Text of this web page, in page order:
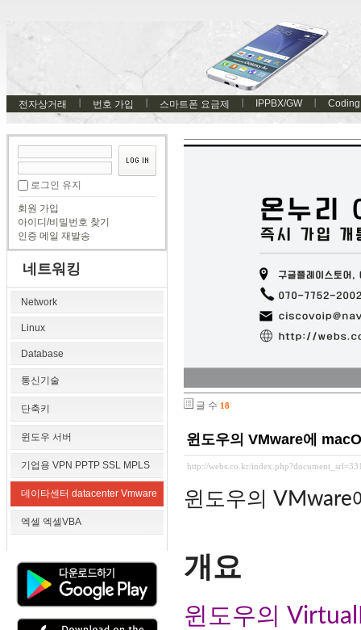
전자상거래 번호 가입 스마트폰 요금제 IPPBX/GW Coding
로그인 유지
회원 가입
아이디/비밀번호 찾기
인증 메일 재발송
네트워킹
Network
Linux
Database
통신기술
단축키
윈도우 서버
기업용 VPN PPTP SSL MPLS
데이타센터 datacenter Vmware
엑셀 엑셀VBA
글 수 18
윈도우의 VMware에
http://webs.co.kr/
윈도우의 VMware
개요
윈도우의